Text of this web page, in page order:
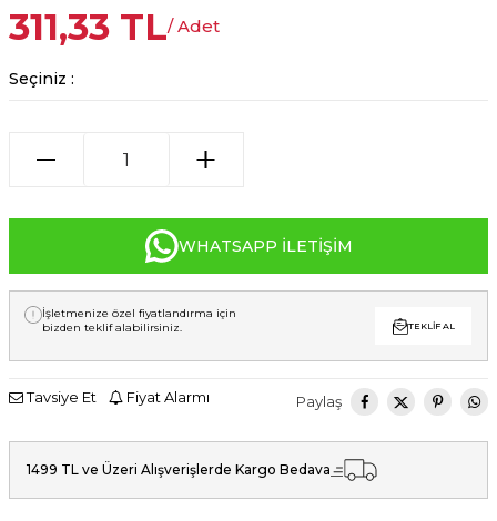
311,33 TL/ Adet
Seçiniz :
WHATSAPP İLETIŞIM
İşletmenize özel fiyatlandırma için
bizden teklif alabilirsiniz.
TEKLIF AL
Tavsiye Et Fiyat Alarmı Paylaş
1499 TL ve Üzeri Alışverişlerde Kargo Bedava